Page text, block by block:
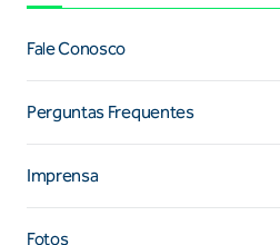
Fale Conosco
Perguntas Frequentes
Imprensa
Fotos